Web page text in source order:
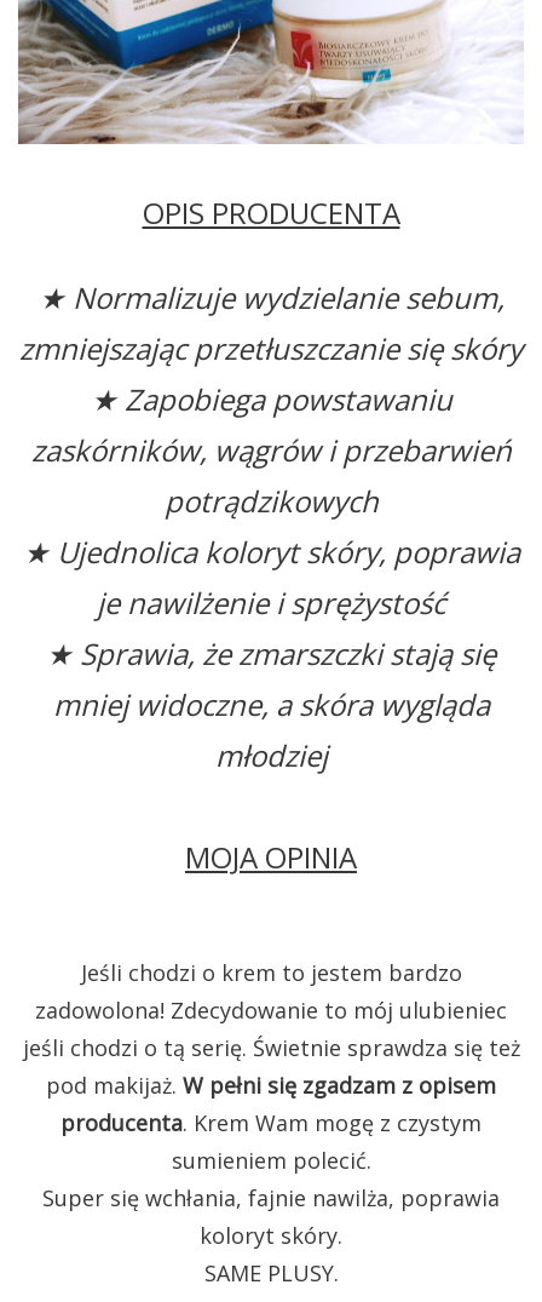
OPIS PRODUCENTA
★ Normalizuje wydzielanie sebum,
zmniejszając przetłuszczanie się skóry
★ Zapobiega powstawaniu
zaskórników, wągrów i przebarwień
potrądzikowych
★ Ujednolica koloryt skóry, poprawia
je nawilżenie i sprężystość
★ Sprawia, że zmarszczki stają się
mniej widoczne, a skóra wygląda
młodziej
MOJA OPINIA
Jeśli chodzi o krem to jestem bardzo
zadowolona! Zdecydowanie to mój ulubieniec
jeśli chodzi o tą serię. Świetnie sprawdza się też
pod makijaż. W pełni się zgadzam z opisem
producenta. Krem Wam mogę z czystym
sumieniem polecić.
Super się wchłania, fajnie nawilża, poprawia
koloryt skóry.
SAME PLUSY.